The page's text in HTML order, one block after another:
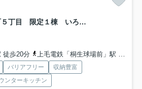
【新築】桐生市相生町５丁目 限定１棟 いろどりアイタウン 新築建売
徒歩20分
上毛電鉄「桐生球場前」駅 徒歩17分
バリアフリー
収納豊富
ンターキッチン